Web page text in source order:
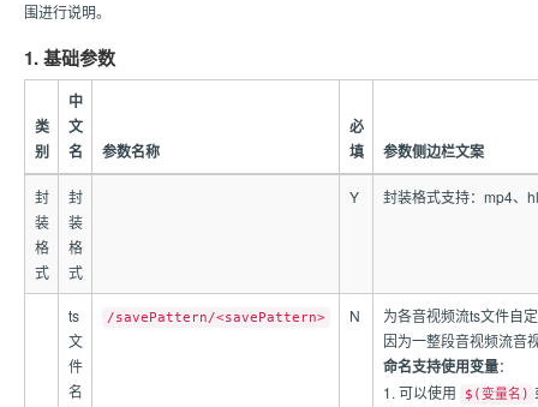
围进行说明。
1. 基础参数
类
别
中
文
名
参数名称
必
填
参数侧边栏文案
封
装
格
式
封
装
格
式
Y 封装格式支持：mp4、
ts
文
件
名
/savePattern/<savePattern> N
为各音视频流ts文件自
因为一整段音视频流音
命名支持使用变量：
1. 可以使用
$(变量名)